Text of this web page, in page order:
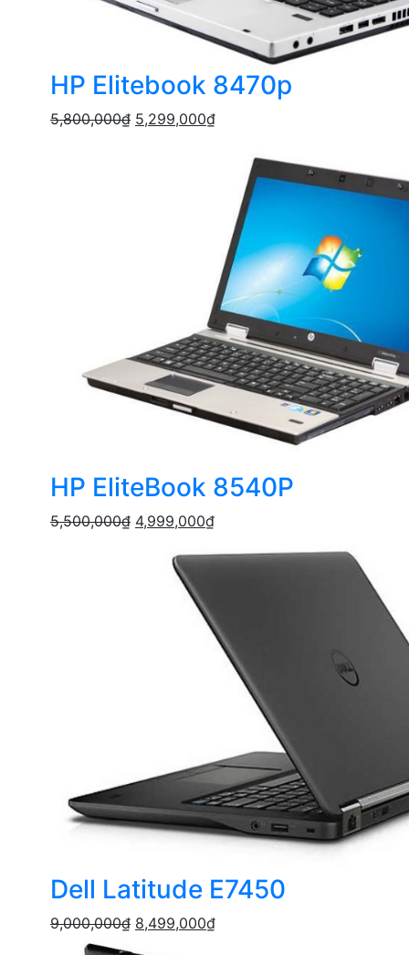
HP Elitebook 8470p
5,800,000₫ 5,299,000₫
HP EliteBook 8540P
5,500,000₫ 4,999,000₫
Dell Latitude E7450
9,000,000₫ 8,499,000₫